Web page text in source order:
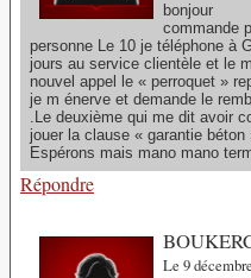
bonjour
commande
personne Le 10 je téléphone à
jours au service clientèle et le
nouvel appel le « perroquet »
je m énerve et demande le
.Le deuxième qui me dit avoir
jouer la clause « garantie
Espérons mais mano mano
Répondre
Le 9